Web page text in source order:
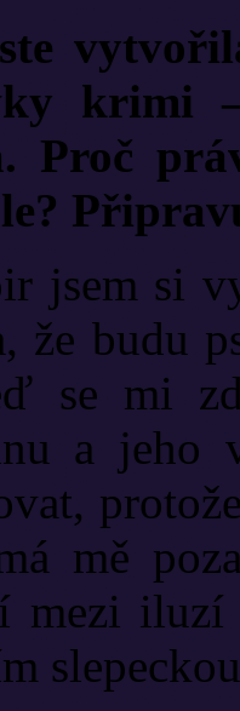
krimi
Proč
jsem si
že budu
se mi
a jeho
mě
mezi